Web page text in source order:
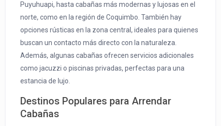
Puyuhuapi, hasta cabañas más modernas y lujosas en el
norte, como en la región de Coquimbo. También hay
opciones rústicas en la zona central, ideales para quienes
buscan un contacto más directo con la naturaleza.
Además, algunas cabañas ofrecen servicios adicionales
como jacuzzi o piscinas privadas, perfectas para una
estancia de lujo.
Destinos Populares para Arrendar
Cabañas